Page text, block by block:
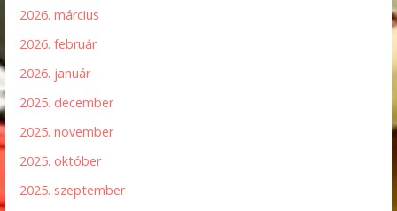
2026. március
2026. február
2026. január
2025. december
2025. november
2025. október
2025. szeptember